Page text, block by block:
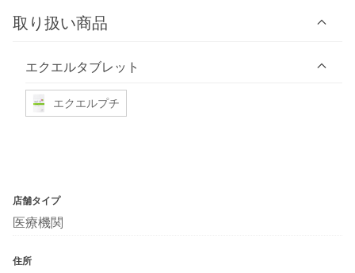
取り扱い商品
エクエルタブレット
エクエルプチ
店舗タイプ
医療機関
住所